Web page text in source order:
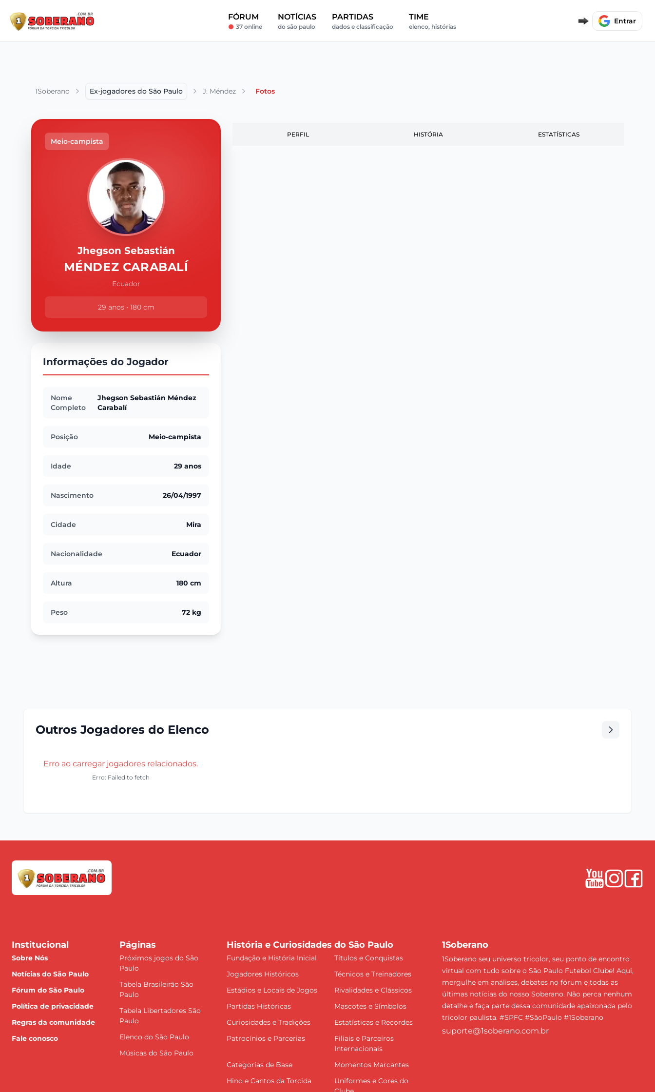
FÓRUM
37 online
NOTÍCIAS
do são paulo
PARTIDAS
dados e classificação
TIME
elenco, histórias
Entrar
1Soberano Ex-jogadores do São Paulo J. Méndez Fotos
Meio-campista
Jhegson Sebastián
MÉNDEZ CARABALÍ
Ecuador
29 anos • 180 cm
Informações do Jogador
Nome
Completo
Jhegson Sebastián Méndez
Carabalí
Posição Meio-campista
Idade 29 anos
Nascimento 26/04/1997
Cidade Mira
Nacionalidade Ecuador
Altura 180 cm
Peso 72 kg
PERFIL HISTÓRIA ESTATÍSTICAS
Outros Jogadores do Elenco
Erro ao carregar jogadores relacionados.
Erro: Failed to fetch
Institucional
Sobre Nós
Notícias do São Paulo
Fórum do São Paulo
Política de privacidade
Regras da comunidade
Fale conosco
Páginas
Próximos jogos do São
Paulo
Tabela Brasileirão São
Paulo
Tabela Libertadores São
Paulo
Elenco do São Paulo
Músicas do São Paulo
História e Curiosidades do São Paulo
Fundação e História Inicial
Títulos e Conquistas
Jogadores Históricos
Técnicos e Treinadores
Estádios e Locais de Jogos
Rivalidades e Clássicos
Partidas Históricas
Mascotes e Símbolos
Curiosidades e Tradições
Estatísticas e Recordes
Patrocínios e Parcerias
Filiais e Parceiros
Internacionais
Categorias de Base
Momentos Marcantes
Hino e Cantos da Torcida
Uniformes e Cores do
1Soberano
1Soberano seu universo tricolor, seu ponto de encontro
virtual com tudo sobre o São Paulo Futebol Clube! Aqui,
mergulhe em análises, debates no fórum e todas as
últimas notícias do nosso Soberano. Não perca nenhum
detalhe e faça parte dessa comunidade apaixonada pelo
tricolor paulista. #SPFC #SãoPaulo #1Soberano
suporte@1soberano.com.br